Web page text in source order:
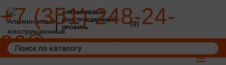
АЛЮМИНИЕВЫЙ
КОНСТРУКЦИОННЫЙ
ПРОФИЛЬ
+7 (351) 248-24-
36
(0)
Toggle